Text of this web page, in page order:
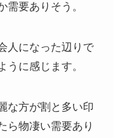
需要ありそう。
人になった辺りで
うに感じます。
な方が割と多い印
ら物凄い需要あり